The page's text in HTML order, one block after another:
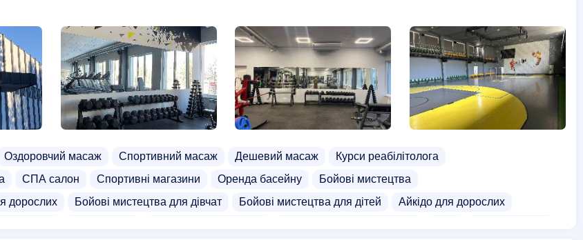
Оздоровчий масаж Спортивний масаж Дешевий масаж
Курси реабілітолога
СПА салон Спортивні магазини Оренда басейну
Бойові мистецтва
дорослих
Бойові мистецтва для дівчат Бойові мистецтва для дітей
Айкідо для дорослих